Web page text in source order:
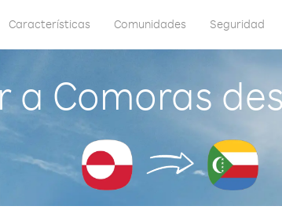
Características Comunidades Seguridad
a Comoras